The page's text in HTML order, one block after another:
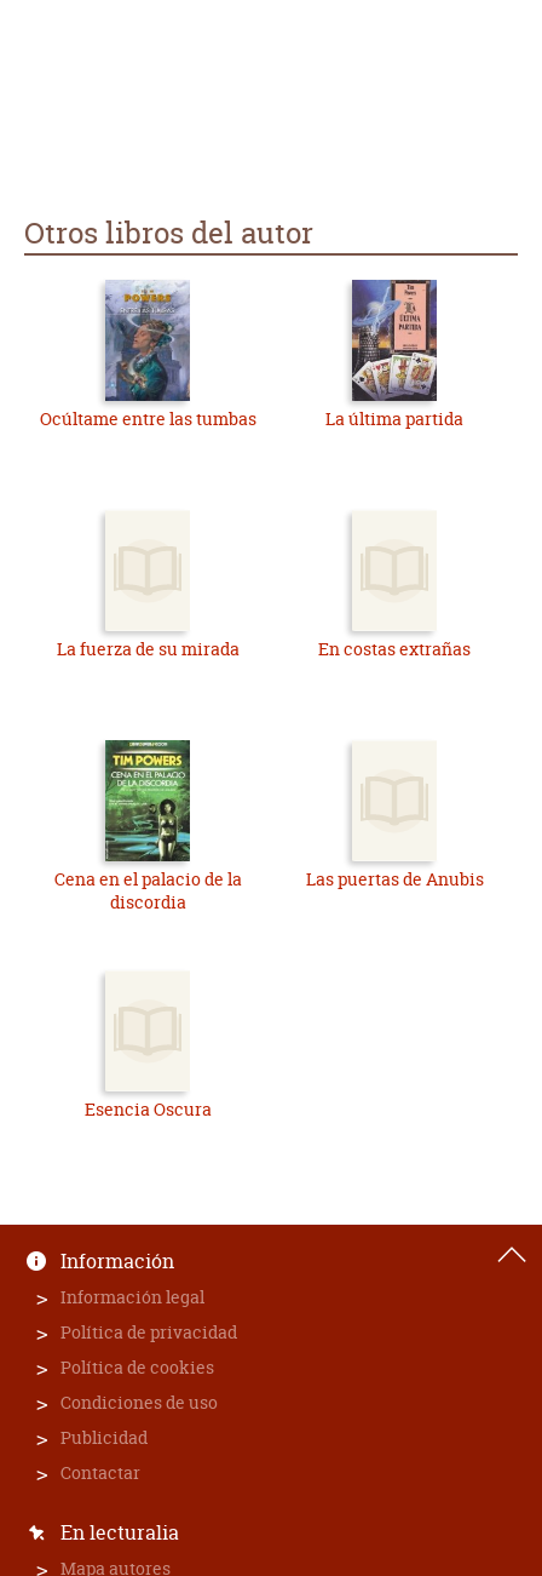
Otros libros del autor
Ocúltame entre las tumbas La última partida
La fuerza de su mirada En costas extrañas
Cena en el palacio de la
discordia
Las puertas de Anubis
Esencia Oscura
Información
Información legal
Política de privacidad
Política de cookies
Condiciones de uso
Publicidad
Contactar
En lecturalia
Mapa autores